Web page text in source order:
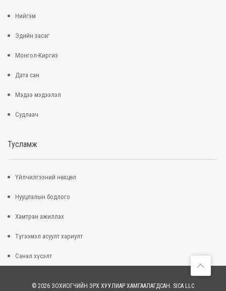
Нийгэм
Эдийн засаг
Монгол-Киргиз
Дата сан
Мэдээ мэдээлэл
Судлаач
Тусламж
Үйлчилгээний нөхцөл
Нууцлалын бодлого
Хамтран ажиллах
Түгээмэл асуулт хариулт
Санал хүсэлт
© 2026 ЗОХИОГЧИЙН ЭРХ ХУУЛИАР ХАМГААЛАГДСАН. SICA LLC